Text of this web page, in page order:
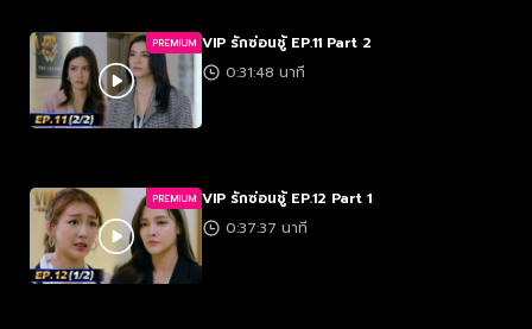
PREMIUM VIP รักซ่อนชู้ EP.11 Part 2
0:31:48 นาที
PREMIUM VIP รักซ่อนชู้ EP.12 Part 1
0:37:37 นาที